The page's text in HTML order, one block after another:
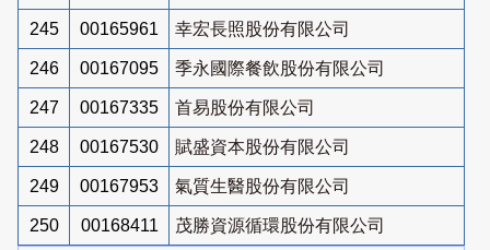
245 00165961 幸宏長照股份有限公司
246 00167095 季永國際餐飲股份有限公司
247 00167335 首易股份有限公司
248 00167530 賦盛資本股份有限公司
249 00167953 氣質生醫股份有限公司
250 00168411
茂勝資源循環股份有限公司